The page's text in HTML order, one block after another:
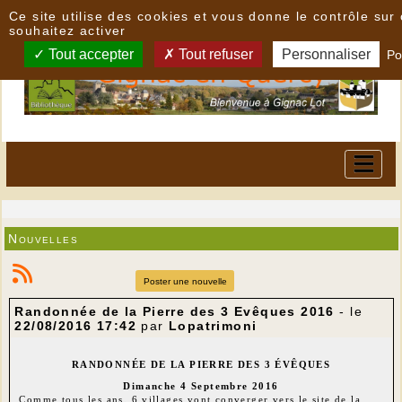
Nouvelles
Poster une nouvelle
Randonnée de la Pierre des 3 Evêques 2016 - le
22/08/2016 17:42 par Lopatrimoni
RANDONNÉE DE LA PIERRE DES 3 ÉVÊQUES
Dimanche 4 Septembre 2016
Comme tous les ans, 6 villages vont converger vers le site de la
Ce site utilise des cookies et vous donne le contrôle sur
souhaitez activer
Tout accepter Tout refuser Personnaliser